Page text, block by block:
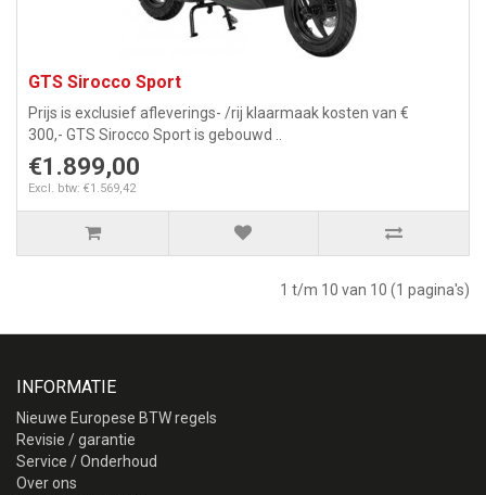
GTS Sirocco Sport
Prijs is exclusief afleverings- /rij klaarmaak kosten van €
300,- GTS Sirocco Sport is gebouwd ..
€1.899,00
Excl. btw: €1.569,42
1 t/m 10 van 10 (1 pagina's)
INFORMATIE
Nieuwe Europese BTW regels
Revisie / garantie
Service / Onderhoud
Over ons